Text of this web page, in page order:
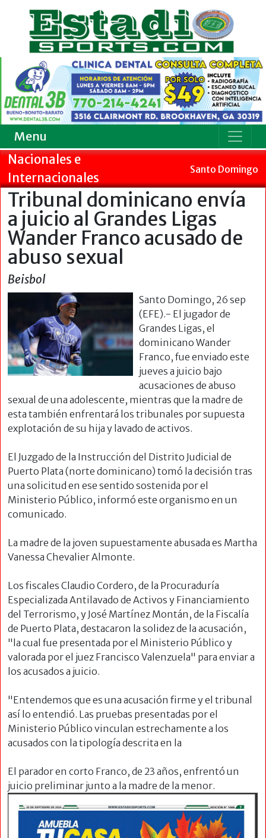
Menu
Nacionales e
Internacionales
Santo Domingo
Tribunal dominicano envía
a juicio al Grandes Ligas
Wander Franco acusado de
abuso sexual
Beisbol
Santo Domingo, 26 sep
(EFE).- El jugador de
Grandes Ligas, el
dominicano Wander
Franco, fue enviado este
jueves a juicio bajo
acusaciones de abuso
sexual de una adolescente, mientras que la madre de
esta también enfrentará los tribunales por supuesta
explotación de su hija y lavado de activos.
El Juzgado de la Instrucción del Distrito Judicial de
Puerto Plata (norte dominicano) tomó la decisión tras
una solicitud en ese sentido sostenida por el
Ministerio Público, informó este organismo en un
comunicado.
La madre de la joven supuestamente abusada es Martha
Vanessa Chevalier Almonte.
Los fiscales Claudio Cordero, de la Procuraduría
Especializada Antilavado de Activos y Financiamiento
del Terrorismo, y José Martínez Montán, de la Fiscalía
de Puerto Plata, destacaron la solidez de la acusación,
"la cual fue presentada por el Ministerio Público y
valorada por el juez Francisco Valenzuela" para enviar a
los acusados a juicio.
"Entendemos que es una acusación firme y el tribunal
así lo entendió. Las pruebas presentadas por el
Ministerio Público vinculan estrechamente a los
acusados con la tipología descrita en la
El parador en corto Franco, de 23 años, enfrentó un
juicio preliminar junto a la madre de la menor.